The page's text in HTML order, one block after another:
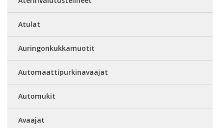
Atulat
Auringonkukkamuotit
Automaattipurkinavaajat
Automukit
Avaajat